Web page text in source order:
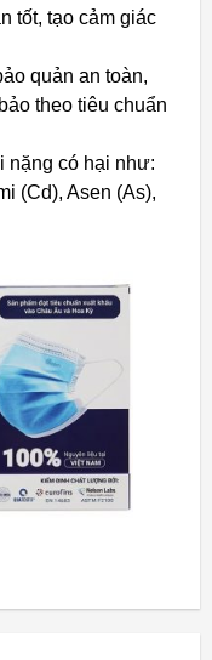
tốt, tạo cảm giác
quản an toàn,
theo tiêu chuẩn
nặng có hại như:
(Cd), Asen (As),